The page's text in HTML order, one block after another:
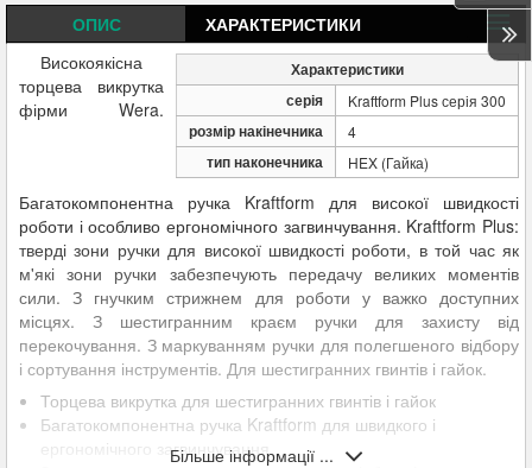
Викрутка торцева Wera 395, 05028225001, 5.0×125мм
788грн.
Викрутка торцева Wera 395, 05028230001, 5.5×125мм
788грн.
Викрутка торцева Wera 395, 05029405001, 6.0×125мм
Викрутка торцева Wera 395, 05029410001, 7.0×125мм
879грн.
Викрутка торцева Wera 395, 05029415001, 8.0×125мм
Викрутка торцева Wera 395, 05029420001, 9.0×125мм
Викрутка торцева Wera 395, 05029425001, 10.0×125мм
1 195грн.
Викрутка торцева Wera 395, 05029430001, 11.0×125мм
1 243грн.
Викрутка торцева Wera 395, 05029435001, 12.0×125мм
1 434
Викрутка торцева Wera 395, 05029440001, 13.0×125мм
1 478грн.
Викрутка торцева Wera 395, 05029445001, 14.0×125мм
1 585грн.
Викрутка торцева Wera 395, 05029450001, 15.0×125мм
1 880 грн.
ОПИС ХАРАКТЕРИСТИКИ
Характеристики
серія
Kraftform Plus серія 300
розмір накінечника 4
тип наконечника HEX (Гайка)
Високоякісна
торцева викрутка
фірми Wera.
Багатокомпонентна ручка Kraftform для високої швидкості
роботи і особливо ергономічного загвинчування. Kraftform Plus:
тверді зони ручки для високої швидкості роботи, в той час як
м'які зони ручки забезпечують передачу великих моментів
сили. З гнучким стрижнем для роботи у важко доступних
місцях. З шестигранним краєм ручки для захисту від
перекочування. З маркуванням ручки для полегшеного відбору
і сортування інструментів. Для шестигранних гвинтів і гайок.
Торцева викрутка для шестигранних гвинтів і гайок
Багатокомпонентна ручка Kraftform для швидкого і
ергономічного загвинчування
Більше інформації ...